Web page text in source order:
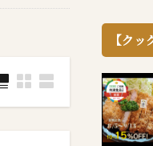
【ク